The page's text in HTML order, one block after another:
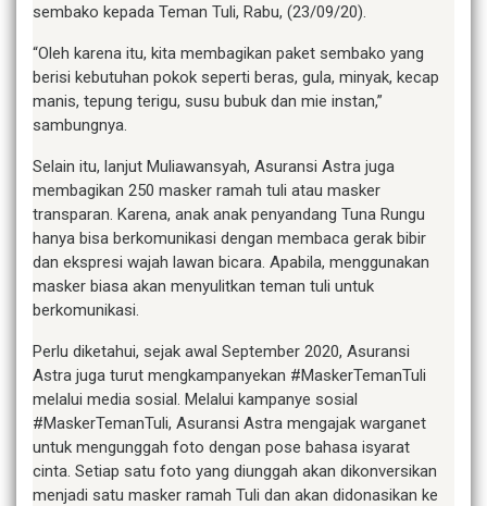
sembako kepada Teman Tuli, Rabu, (23/09/20).
“Oleh karena itu, kita membagikan paket sembako yang
berisi kebutuhan pokok seperti beras, gula, minyak, kecap
manis, tepung terigu, susu bubuk dan mie instan,”
sambungnya.
Selain itu, lanjut Muliawansyah, Asuransi Astra juga
membagikan 250 masker ramah tuli atau masker
transparan. Karena, anak anak penyandang Tuna Rungu
hanya bisa berkomunikasi dengan membaca gerak bibir
dan ekspresi wajah lawan bicara. Apabila, menggunakan
masker biasa akan menyulitkan teman tuli untuk
berkomunikasi.
Perlu diketahui, sejak awal September 2020, Asuransi
Astra juga turut mengkampanyekan #MaskerTemanTuli
melalui media sosial. Melalui kampanye sosial
#MaskerTemanTuli, Asuransi Astra mengajak warganet
untuk mengunggah foto dengan pose bahasa isyarat
cinta. Setiap satu foto yang diunggah akan dikonversikan
menjadi satu masker ramah Tuli dan akan didonasikan ke